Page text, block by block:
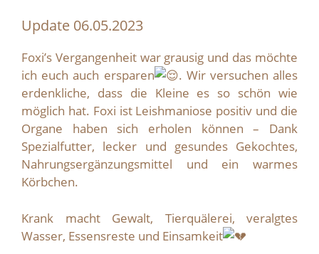
Update 06.05.2023
Foxi’s Vergangenheit war grausig und das möchte
ich euch auch ersparen
. Wir versuchen alles
erdenkliche, dass die Kleine es so schön wie
möglich hat. Foxi ist Leishmaniose positiv und die
Organe haben sich erholen können – Dank
Spezialfutter, lecker und gesundes Gekochtes,
Nahrungsergänzungsmittel und ein warmes
Körbchen.
Krank macht Gewalt, Tierquälerei, veralgtes
Wasser, Essensreste und Einsamkeit